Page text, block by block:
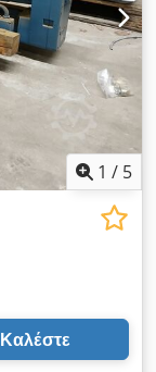
1 / 5
Καλέστε